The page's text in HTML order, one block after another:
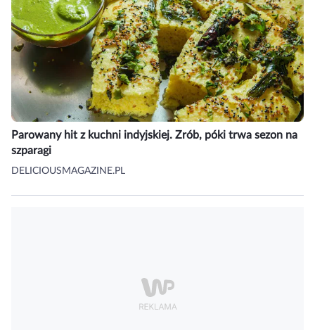
Parowany hit z kuchni indyjskiej. Zrób, póki trwa sezon na
szparagi
DELICIOUSMAGAZINE.PL